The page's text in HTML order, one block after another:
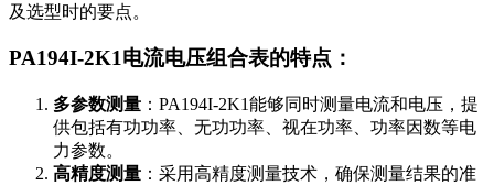
及选型时的要点。
PA194I-2K1电流电压组合表的特点：
多参数测量 ：PA194I-2K1能够同时测量电流和电压，提
供包括有功功率、无功功率、视在功率、功率因数等电
力参数。
高精度测量 ：采用高精度测量技术，确保测量结果的准